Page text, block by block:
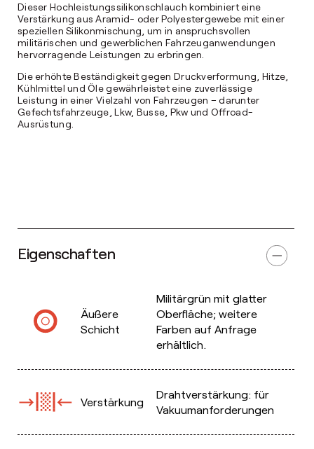
Dieser Hochleistungssilikonschlauch kombiniert eine
Verstärkung aus Aramid- oder Polyestergewebe mit einer
speziellen Silikonmischung, um in anspruchsvollen
militärischen und gewerblichen Fahrzeuganwendungen
hervorragende Leistungen zu erbringen.
Die erhöhte Beständigkeit gegen Druckverformung, Hitze,
Kühlmittel und Öle gewährleistet eine zuverlässige
Leistung in einer Vielzahl von Fahrzeugen – darunter
Gefechtsfahrzeuge, Lkw, Busse, Pkw und Offroad-
Ausrüstung.
Eigenschaften
Äußere
Schicht
Militärgrün mit glatter
Oberfläche; weitere
Farben auf Anfrage
erhältlich.
Verstärkung
Drahtverstärkung: für
Vakuumanforderungen